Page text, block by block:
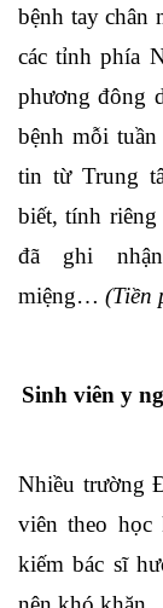
bệnh tay chân
các tỉnh phía
phương đông
bệnh mỗi
tin từ Trung
biết, tính riêng
đã ghi
miệng… (Tiền
Sinh viên y
Nhiều trường
viên theo học
kiếm bác sĩ